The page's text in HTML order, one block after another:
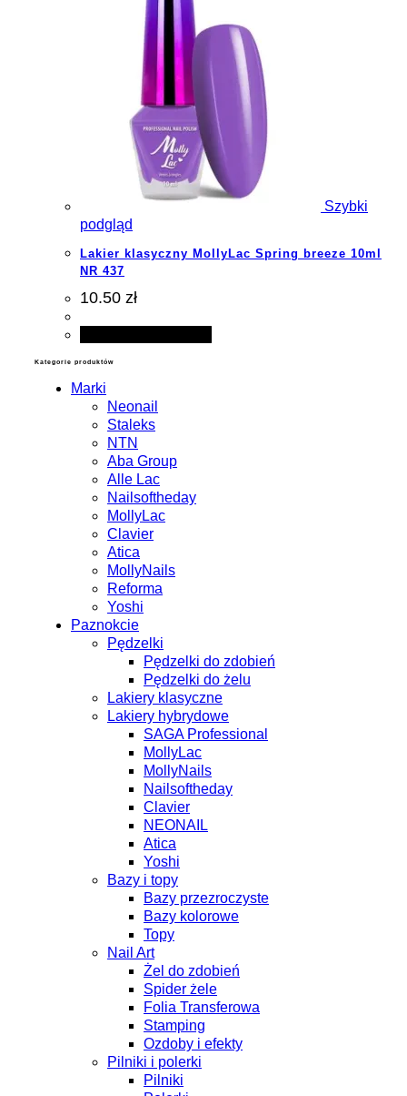
Szybki
podgląd
Lakier klasyczny MollyLac Spring breeze 10ml
NR 437
10.50 zł
Kategorie produktów
Marki
Neonail
Staleks
NTN
Aba Group
Alle Lac
Nailsoftheday
MollyLac
Clavier
Atica
MollyNails
Reforma
Yoshi
Paznokcie
Pędzelki
Pędzelki do zdobień
Pędzelki do żelu
Lakiery klasyczne
Lakiery hybrydowe
SAGA Professional
MollyLac
MollyNails
Nailsoftheday
Clavier
NEONAIL
Atica
Yoshi
Bazy i topy
Bazy przezroczyste
Bazy kolorowe
Topy
Nail Art
Żel do zdobień
Spider żele
Folia Transferowa
Stamping
Ozdoby i efekty
Pilniki i polerki
Pilniki